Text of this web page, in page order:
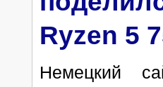
Ryzen 5
Немецкий